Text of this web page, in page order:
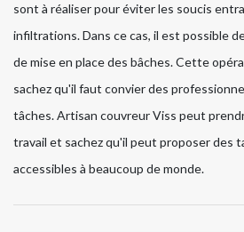
sont à réaliser pour éviter les soucis
infiltrations. Dans ce cas, il est possible
de mise en place des bâches. Cette
sachez qu'il faut convier des
tâches. Artisan couvreur Viss peut
travail et sachez qu'il peut proposer des
accessibles à beaucoup de monde.